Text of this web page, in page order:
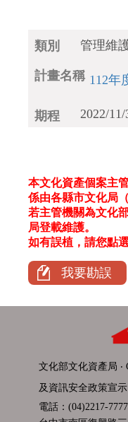
管理維
112年
2022/
本文化資產個案主
係由各縣市文化局
若主管機關為文化
局登載維護。
如有誤植，請您點
我要勘誤
文化部文化資產局 ‧
及資訊安全政策宣示
電話：(04)2217-